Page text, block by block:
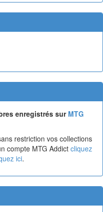
enregistrés sur MTG
restriction vos collections
compte MTG Addict cliquez
ici.